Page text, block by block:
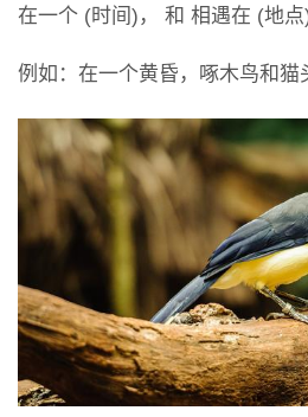
在一个 (时间)， 和 相遇在 (地点)
例如：在一个黄昏，啄木鸟和猫